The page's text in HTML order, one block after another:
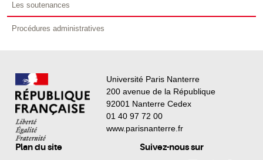
Les soutenances
Procédures administratives
Université Paris Nanterre
200 avenue de la République
92001 Nanterre Cedex
01 40 97 72 00
www.parisnanterre.fr
Plan du site Suivez-nous sur